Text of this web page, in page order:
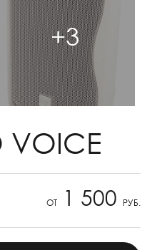
+3
VOICE
ОТ 1 500 РУБ.